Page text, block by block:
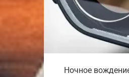
Ночное